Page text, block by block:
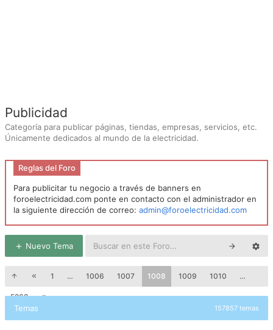
Publicidad
Categoría para publicar páginas, tiendas, empresas, servicios, etc.
Únicamente dedicados al mundo de la electricidad.
Reglas del Foro
Para publicitar tu negocio a través de banners en
foroelectricidad.com ponte en contacto con el administrador en
la siguiente dirección de correo: admin@foroelectricidad.com
Nuevo Tema
1 … 1006 1007 1008 1009 1010 …
5262
Temas 157857 temas